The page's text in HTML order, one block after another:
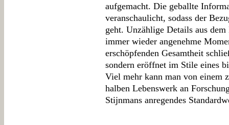
aufgemacht. Die geballte
veranschaulicht, sodass der
geht. Unzählige Details aus
immer wieder angenehme
erschöpfenden Gesamtheit
sondern eröffnet im Stile eines
Viel mehr kann man von einem
halben Lebenswerk an
Stijnmans anregendes